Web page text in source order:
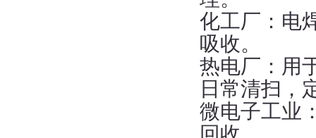
化工厂：电
吸收。
热电厂：用
日常清扫，
微电子工业